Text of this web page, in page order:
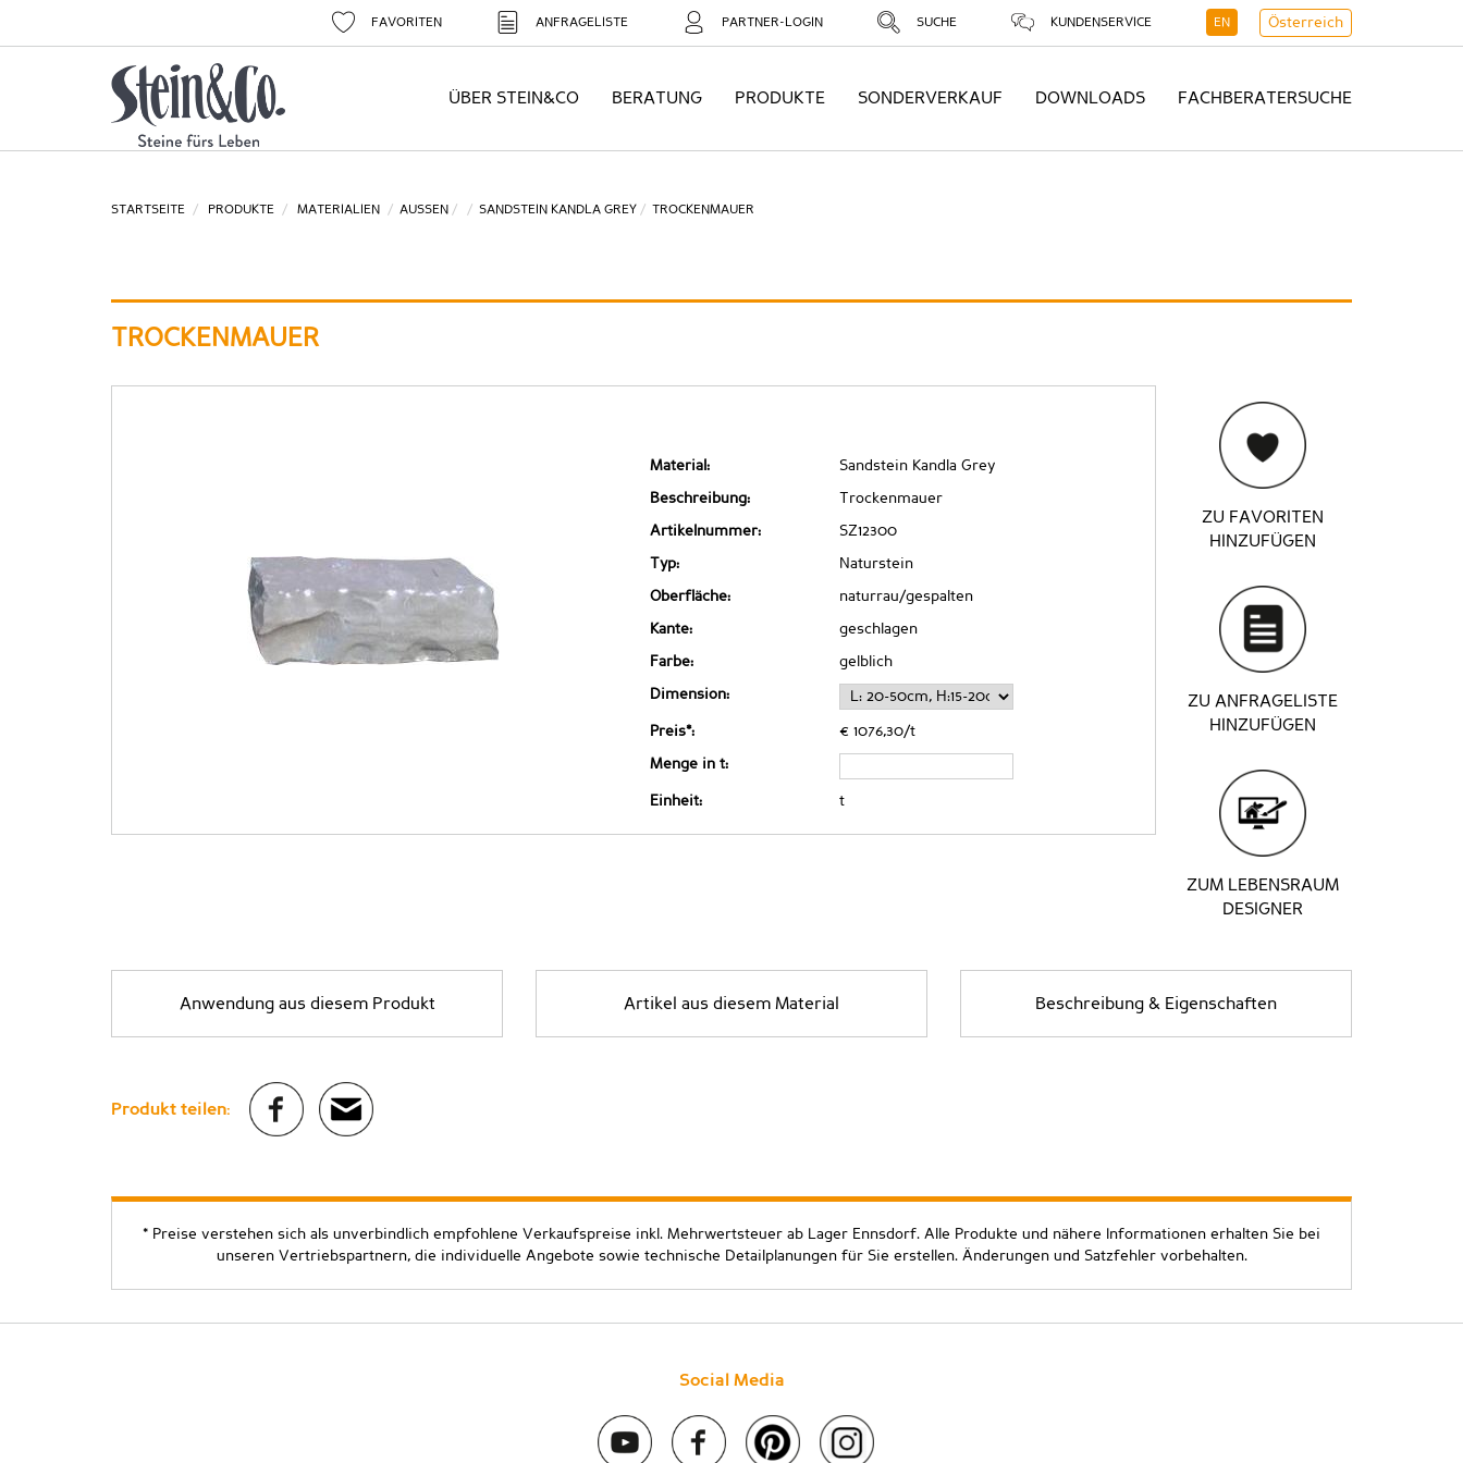
FAVORITEN ANFRAGELISTE PARTNER-LOGIN SUCHE KUNDENSERVICE EN Österreich
ÜBER STEIN&CO BERATUNG PRODUKTE SONDERVERKAUF DOWNLOADS FACHBERATERSUCHE
STARTSEITE PRODUKTE MATERIALIEN AUSSEN SANDSTEIN KANDLA GREY TROCKENMAUER
TROCKENMAUER
Material: Sandstein Kandla Grey
Beschreibung: Trockenmauer
Artikelnummer: SZ12300
Typ: Naturstein
Oberfläche: naturrau/gespalten
Kante: geschlagen
Farbe: gelblich
Dimension:
Preis*: € 1076,30/t
Menge in t:
Einheit: t
ZU FAVORITEN
HINZUFÜGEN
ZU ANFRAGELISTE
HINZUFÜGEN
ZUM LEBENSRAUM
DESIGNER
Anwendung aus diesem Produkt Artikel aus diesem Material Beschreibung & Eigenschaften
Produkt teilen:
* Preise verstehen sich als unverbindlich empfohlene Verkaufspreise inkl. Mehrwertsteuer ab Lager Ennsdorf. Alle Produkte und nähere Informationen erhalten Sie bei
unseren Vertriebspartnern, die individuelle Angebote sowie technische Detailplanungen für Sie erstellen. Änderungen und Satzfehler vorbehalten.
Social Media